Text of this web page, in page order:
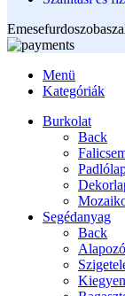
Menü
Kategóriák
Burkolat
Back
Segédanyag
Back